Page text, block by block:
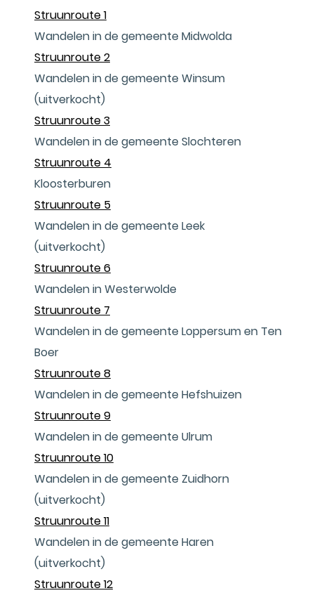
Struunroute 1
Wandelen in de gemeente Midwolda
Struunroute 2
Wandelen in de gemeente Winsum
(uitverkocht)
Struunroute 3
Wandelen in de gemeente Slochteren
Struunroute 4
Kloosterburen
Struunroute 5
Wandelen in de gemeente Leek
(uitverkocht)
Struunroute 6
Wandelen in Westerwolde
Struunroute 7
Wandelen in de gemeente Loppersum en Ten
Boer
Struunroute 8
Wandelen in de gemeente Hefshuizen
Struunroute 9
Wandelen in de gemeente Ulrum
Struunroute 10
Wandelen in de gemeente Zuidhorn
(uitverkocht)
Struunroute 11
Wandelen in de gemeente Haren
(uitverkocht)
Struunroute 12